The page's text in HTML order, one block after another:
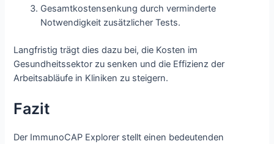
Gesamtkostensenkung durch verminderte
Notwendigkeit zusätzlicher Tests.
Langfristig trägt dies dazu bei, die Kosten im
Gesundheitssektor zu senken und die Effizienz der
Arbeitsabläufe in Kliniken zu steigern.
Fazit
Der ImmunoCAP Explorer stellt einen bedeutenden